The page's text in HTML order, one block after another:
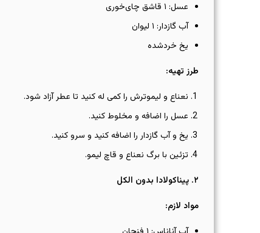
عسل: ۱ قاشق چای‌خوری
آب گازدار: ۱ لیوان
یخ خردشده
طرز تهیه:
نعناع و لیموترش را کمی له کنید تا عطر آزاد شود.
عسل را اضافه و مخلوط کنید.
یخ و آب گازدار را اضافه کنید و سرو کنید.
تزئین با برگ نعناع و قاچ لیمو.
۲. پیناکولادا بدون الکل
مواد لازم: